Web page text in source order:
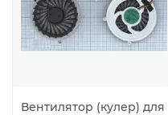
Вентилятор (кулер) для